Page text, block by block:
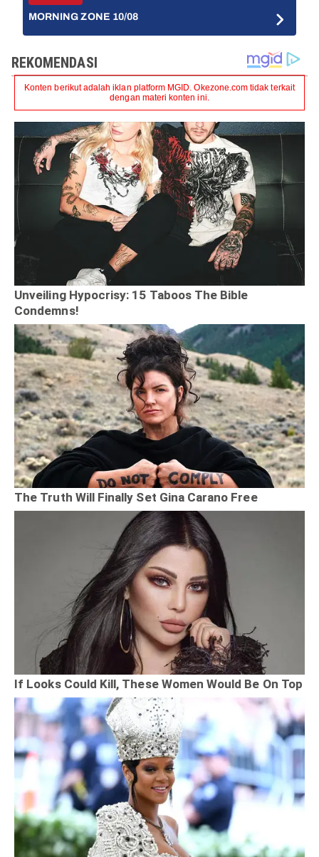
MORNING ZONE 10/08